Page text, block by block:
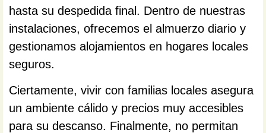
hasta su despedida final. Dentro de nuestras
instalaciones, ofrecemos el almuerzo diario y
gestionamos alojamientos en hogares locales
seguros.
Ciertamente, vivir con familias locales asegura
un ambiente cálido y precios muy accesibles
para su descanso. Finalmente, no permitan